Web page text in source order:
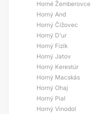
Horné Žemberovce
Horný And
Horný Čížovec
Horný D’ur
Horný Fizík
Horný Jatov
Horný Kerestúr
Horný Macskás
Horný Ohaj
Horný Pial
Horný Vinodol